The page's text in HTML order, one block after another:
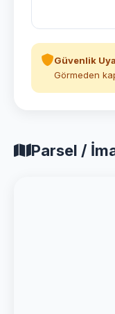
Güvenlik
Görmeden
Parsel /